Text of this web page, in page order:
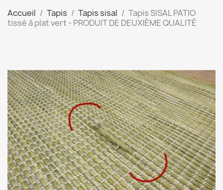
Accueil Tapis Tapis sisal
Tapis SISAL PATIO
tissé à plat vert - PRODUIT DE DEUXIÈME QUALITÉ